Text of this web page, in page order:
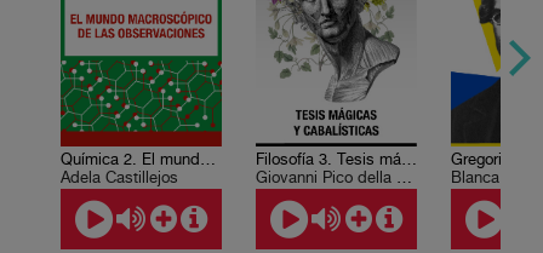
Química 2. El mundo macroscópico de las observaciones
Adela Castillejos
Filosofía 3. Tesis mágicas y cabalísticas
Giovanni Pico della Mirandola
Gregorio